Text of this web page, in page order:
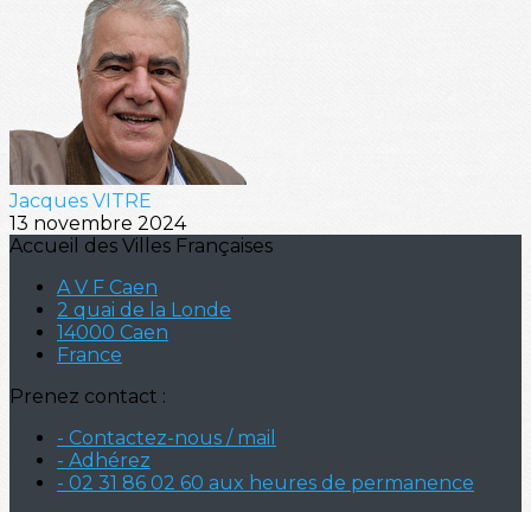
Jacques VITRE
13 novembre 2024
Accueil des Villes Françaises
A V F Caen
2 quai de la Londe
14000 Caen
France
Prenez contact :
- Contactez-nous / mail
- Adhérez
- 02 31 86 02 60 aux heures de permanence